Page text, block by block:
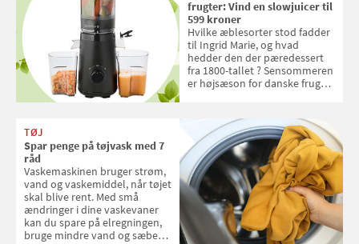
frugter: Vind en slowjuicer til
599 kroner
Hvilke æblesorter stod fadder
til Ingrid Marie, og hvad
hedder den der pæredessert
fra 1800-tallet ? Sensommeren
er højsæson for danske fruger,
favoritter. Det fejrer Samvirke
med en quiz om alt det danske
frugt, vi elsker. Konkurrencen
slutter fredag d. 18. september
2026
TØJ
Spar penge på tøjvask med 7
råd
Vaskemaskinen bruger strøm,
vand og vaskemiddel, når tøjet
skal blive rent. Med små
ændringer i dine vaskevaner
kan du spare på elregningen,
bruge mindre vand og sæbe